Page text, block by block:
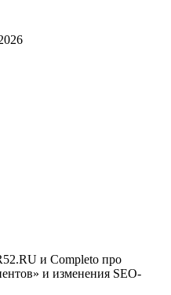
и Completo про
и изменения SEO-